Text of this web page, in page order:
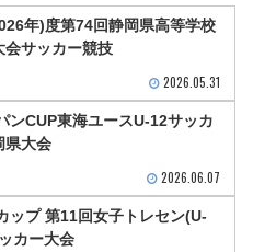
年)度第74回静岡県高等学校
会サッカー競技
2026.05.31
ンCUP東海ユースU-12サッカ
県大会
2026.06.07
ップ 第11回女子トレセン(U-
カー大会